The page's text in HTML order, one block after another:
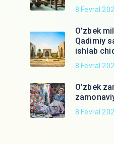
8 Fevral
O’zbek
Qadimiy
ishlab
8 Fevral
O’zbek
8 Fevral